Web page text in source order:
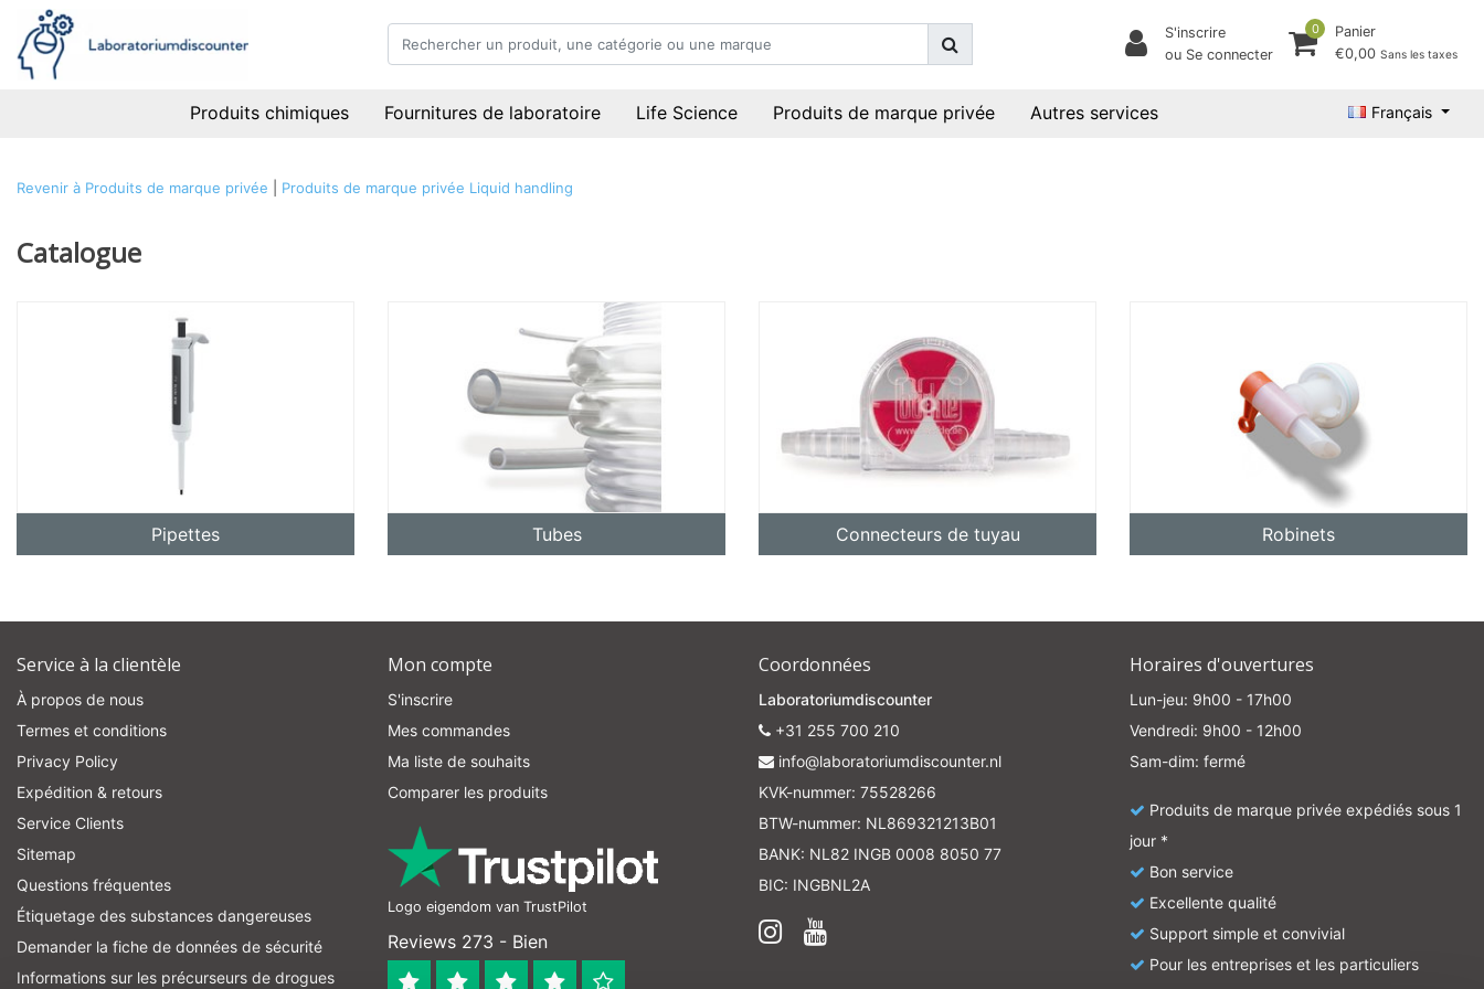
S'inscrire
ou Se connecter
0
Panier
€0,00 Sans les taxes
Produits chimiques Fournitures de laboratoire Life Science Produits de marque privée Autres services Français
Revenir à Produits de marque privée Produits de marque privée Liquid handling
Catalogue
Pipettes Tubes Connecteurs de tuyau Robinets
Service à la clientèle
À propos de nous
Termes et conditions
Privacy Policy
Expédition & retours
Service Clients
Sitemap
Questions fréquentes
Étiquetage des substances dangereuses
Demander la fiche de données de sécurité
Informations sur les précurseurs de drogues
Mon compte
S'inscrire
Mes commandes
Ma liste de souhaits
Comparer les produits
Logo eigendom van TrustPilot
Reviews 273 - Bien
Coordonnées
Laboratoriumdiscounter
+31 255 700 210
info@laboratoriumdiscounter.nl
KVK-nummer: 75528266
BTW-nummer: NL869321213B01
BANK: NL82 INGB 0008 8050 77
BIC: INGBNL2A
Horaires d'ouvertures
Lun-jeu: 9h00 - 17h00
Vendredi: 9h00 - 12h00
Sam-dim: fermé
Produits de marque privée expédiés sous 1
jour *
Bon service
Excellente qualité
Support simple et convivial
Pour les entreprises et les particuliers